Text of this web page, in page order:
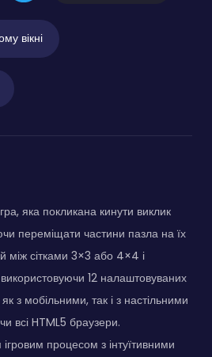
вікні
яка покликана кинути виклик
переміщати частини пазла на їх
між сітками 3×3 або 4×4 і
12 налаштовуваних
з мобільними, так і з настільними
всі HTML5 браузери.
процесом з інтуїтивними